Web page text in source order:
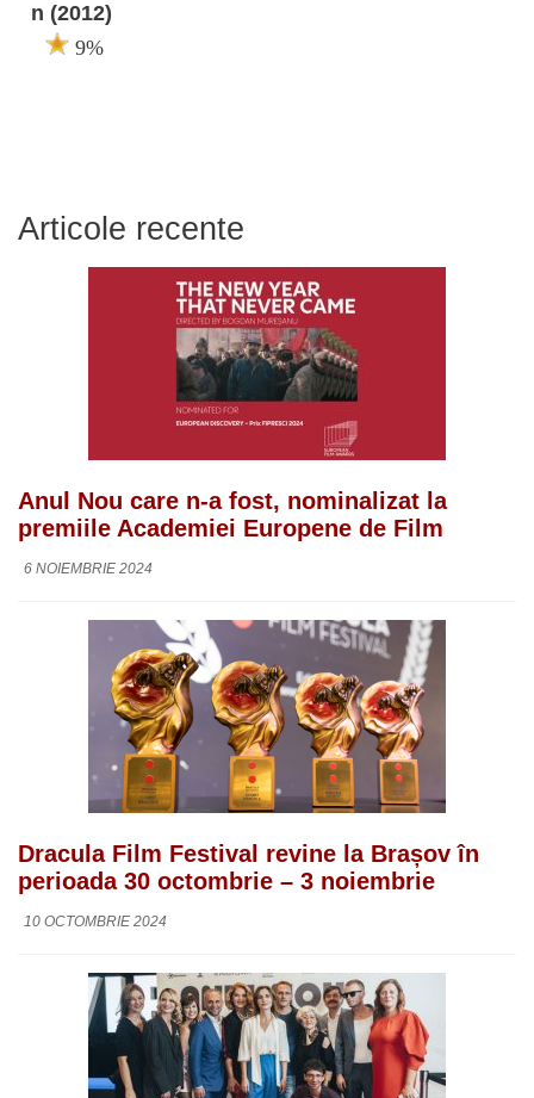
n (2012)
9%
Articole recente
Anul Nou care n-a fost, nominalizat la
premiile Academiei Europene de Film
6 NOIEMBRIE 2024
Dracula Film Festival revine la Brașov în
perioada 30 octombrie – 3 noiembrie
10 OCTOMBRIE 2024